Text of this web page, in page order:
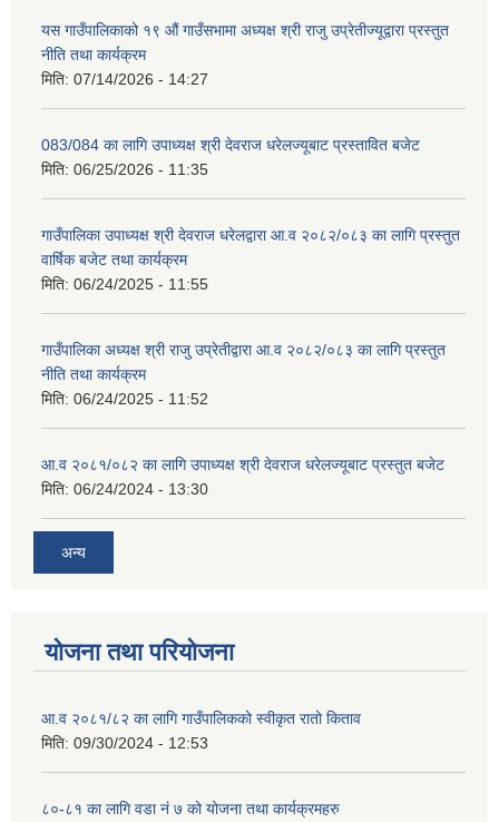
यस गाउँपालिकाको १९ औं गाउँसभामा अध्यक्ष श्री राजु उप्रेतीज्यूद्वारा प्रस्तुत
नीति तथा कार्यक्रम
मिति: 07/14/2026 - 14:27
083/084 का लागि उपाध्यक्ष श्री देवराज धरेलज्यूबाट प्रस्तावित बजेट
मिति: 06/25/2026 - 11:35
गाउँपालिका उपाध्यक्ष श्री देवराज धरेलद्वारा आ.व २०८२/०८३ का लागि प्रस्तुत
वार्षिक बजेट तथा कार्यक्रम
मिति: 06/24/2025 - 11:55
गाउँपालिका अध्यक्ष श्री राजु उप्रेतीद्वारा आ.व २०८२/०८३ का लागि प्रस्तुत
नीति तथा कार्यक्रम
मिति: 06/24/2025 - 11:52
आ.व २०८१/०८२ का लागि उपाध्यक्ष श्री देवराज धरेलज्यूबाट प्रस्तुत बजेट
मिति: 06/24/2024 - 13:30
अन्य
योजना तथा परियोजना
आ.व २०८१/८२ का लागि गाउँपालिकको स्वीकृत रातो किताव
मिति: 09/30/2024 - 12:53
८०-८१ का लागि वडा नं ७ को योजना तथा कार्यक्रमहरु